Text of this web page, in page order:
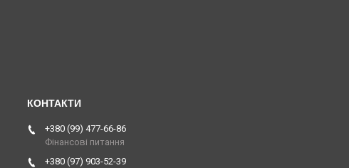
+380 (99) 477-66-86
Фінансові питання
+380 (97) 903-52-39